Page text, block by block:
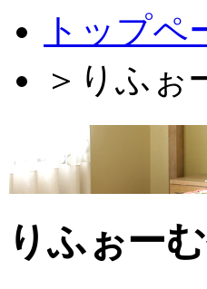
トップペ
＞ りふぉ
りふぉー